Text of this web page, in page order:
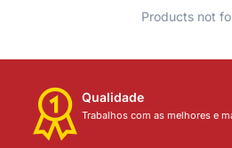
Products not
Qualidade
Trabalhos com as melhores e